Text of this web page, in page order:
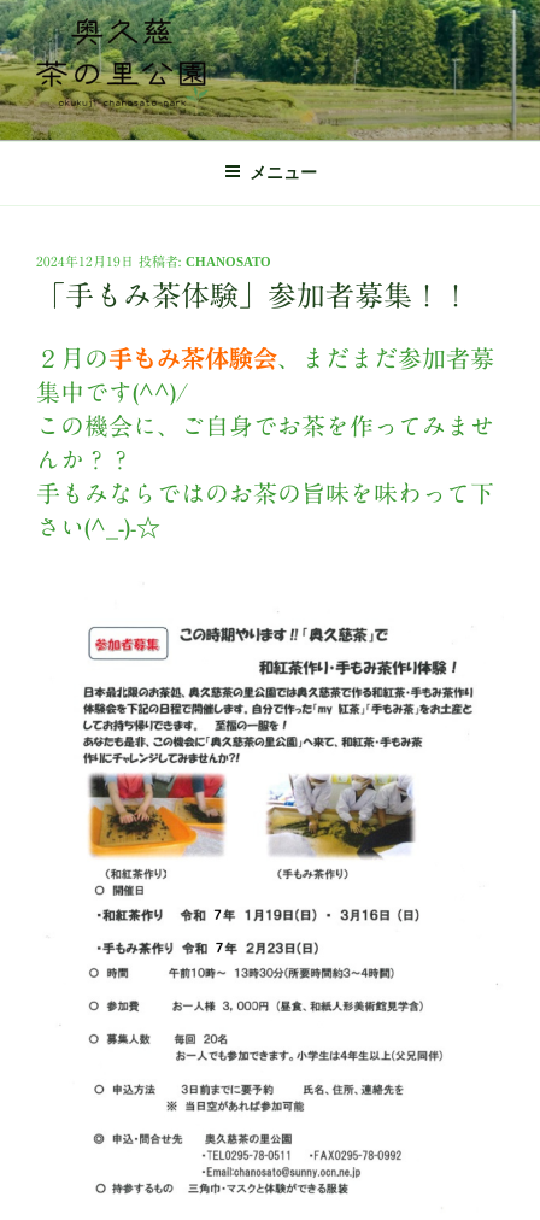
コ
ン
テ
ン
ツ
奥久慈茶の里公園 公式ホームページ
日本最北端の茶の産地 奥久慈茶の体験施設
メニュー
投
2024年12月19日 投稿者: CHANOSATO
「手もみ茶体験」参加者募集！！
２月の手もみ茶体験会、まだまだ参加者募
集中です(^^)/
この機会に、ご自身でお茶を作ってみませ
んか？？
手もみならではのお茶の旨味を味わって下
さい(^_-)-☆